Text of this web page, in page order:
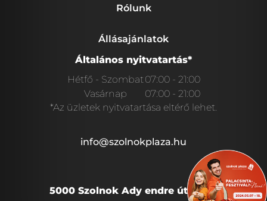
Rólunk
Állásajánlatok
Általános nyitvatartás*
Hétfő - Szombat 07:00 - 21:00
Vasárnap
07:00 - 21:00
*Az üzletek nyitvatartása eltérő lehet.
info@szolnokplaza.hu
5000 Szolnok Ady endre út 28/A.